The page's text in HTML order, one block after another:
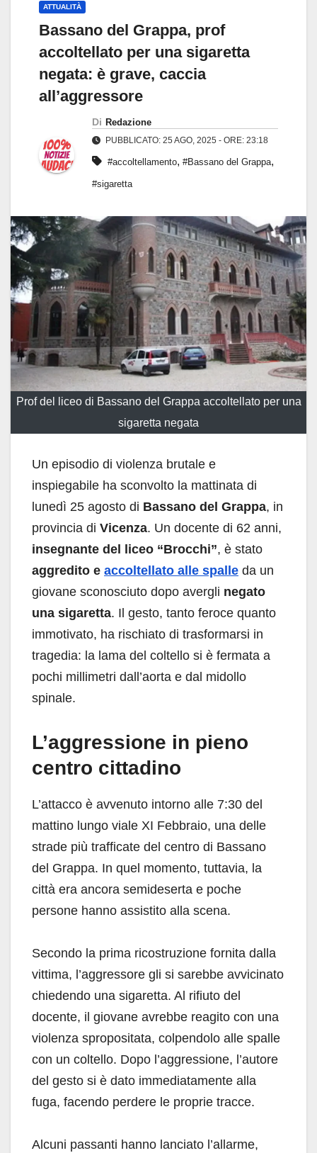
ATTUALITÀ
Bassano del Grappa, prof
accoltellato per una sigaretta
negata: è grave, caccia
all’aggressore
Di Redazione
PUBBLICATO: 25 AGO, 2025 - ORE: 23:18
#accoltellamento, #Bassano del Grappa,
#sigaretta
Prof del liceo di Bassano del Grappa accoltellato per una
sigaretta negata
Un episodio di violenza brutale e
inspiegabile ha sconvolto la mattinata di
lunedì 25 agosto di Bassano del Grappa, in
provincia di Vicenza. Un docente di 62 anni,
insegnante del liceo “Brocchi”, è stato
aggredito e accoltellato alle spalle da un
giovane sconosciuto dopo avergli negato
una sigaretta. Il gesto, tanto feroce quanto
immotivato, ha rischiato di trasformarsi in
tragedia: la lama del coltello si è fermata a
pochi millimetri dall’aorta e dal midollo
spinale.
L’aggressione in pieno
centro cittadino
L’attacco è avvenuto intorno alle 7:30 del
mattino lungo viale XI Febbraio, una delle
strade più trafficate del centro di Bassano
del Grappa. In quel momento, tuttavia, la
città era ancora semideserta e poche
persone hanno assistito alla scena.
Secondo la prima ricostruzione fornita dalla
vittima, l’aggressore gli si sarebbe avvicinato
chiedendo una sigaretta. Al rifiuto del
docente, il giovane avrebbe reagito con una
violenza spropositata, colpendolo alle spalle
con un coltello. Dopo l’aggressione, l’autore
del gesto si è dato immediatamente alla
fuga, facendo perdere le proprie tracce.
Alcuni passanti hanno lanciato l’allarme,